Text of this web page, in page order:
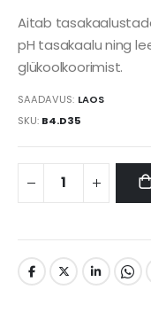
Aitab
pH tasakaalu ning
glükoolkoorimist.
SAADAVUS: LAOS
SKU B4.D35